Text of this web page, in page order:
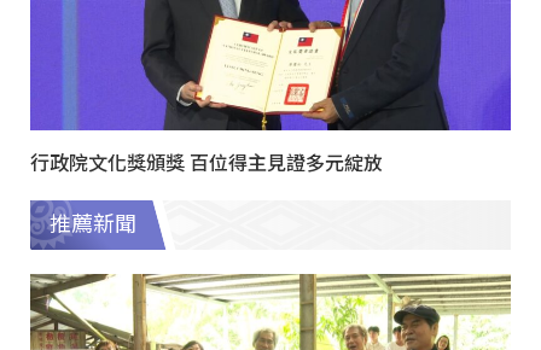
行政院文化獎頒獎 百位得主見證多元綻放
推薦新聞